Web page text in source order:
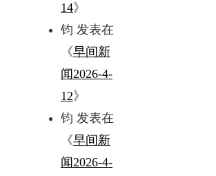
14》
钧 发表在
《早间新
闻2026-4-
12》
钧 发表在
《早间新
闻2026-4-